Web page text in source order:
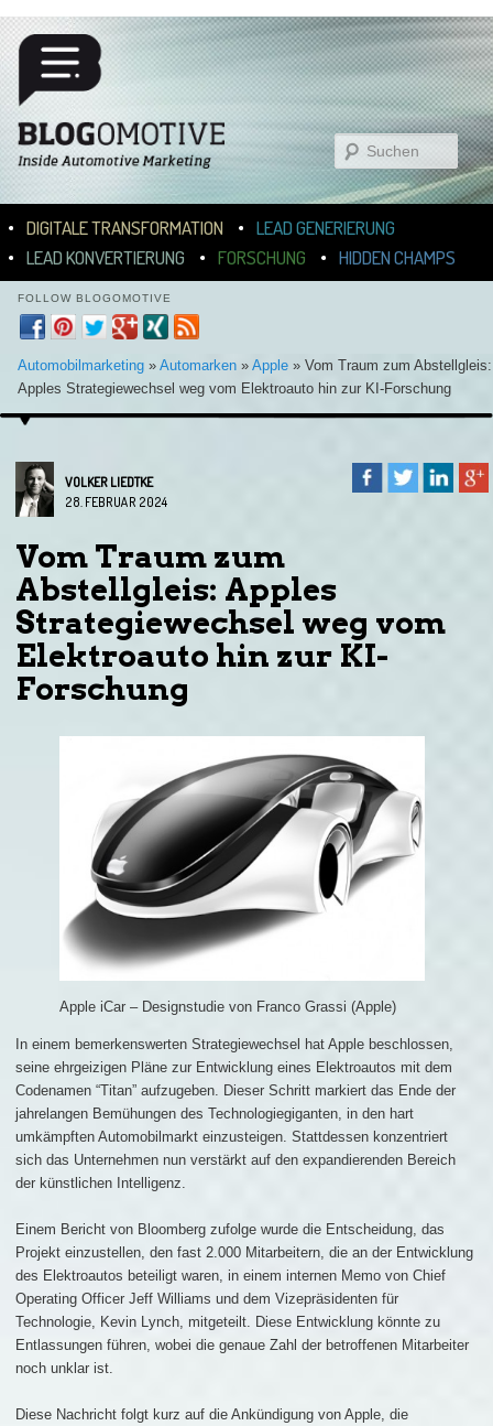
Suchen
ZUM INHALT WECHSELN
ZUM SEKUNDÄREN INHALT WECHSELN
DIGITALE TRANSFORMATION
LEAD GENERIERUNG
LEAD KONVERTIERUNG
FORSCHUNG HIDDEN CHAMPS
FOLLOW BLOGOMOTIVE
Automobilmarketing » Automarken » Apple » Vom Traum zum Abstellgleis:
Apples Strategiewechsel weg vom Elektroauto hin zur KI-Forschung
VOLKER LIEDTKE
28. FEBRUAR 2024
Vom Traum zum
Abstellgleis: Apples
Strategiewechsel weg vom
Elektroauto hin zur KI-
Forschung
Apple iCar – Designstudie von Franco Grassi (Apple)
In einem bemerkenswerten Strategiewechsel hat Apple beschlossen,
seine ehrgeizigen Pläne zur Entwicklung eines Elektroautos mit dem
Codenamen “Titan” aufzugeben. Dieser Schritt markiert das Ende der
jahrelangen Bemühungen des Technologiegiganten, in den hart
umkämpften Automobilmarkt einzusteigen. Stattdessen konzentriert
sich das Unternehmen nun verstärkt auf den expandierenden Bereich
der künstlichen Intelligenz.
Einem Bericht von Bloomberg zufolge wurde die Entscheidung, das
Projekt einzustellen, den fast 2.000 Mitarbeitern, die an der Entwicklung
des Elektroautos beteiligt waren, in einem internen Memo von Chief
Operating Officer Jeff Williams und dem Vizepräsidenten für
Technologie, Kevin Lynch, mitgeteilt. Diese Entwicklung könnte zu
Entlassungen führen, wobei die genaue Zahl der betroffenen Mitarbeiter
noch unklar ist.
Diese Nachricht folgt kurz auf die Ankündigung von Apple, die